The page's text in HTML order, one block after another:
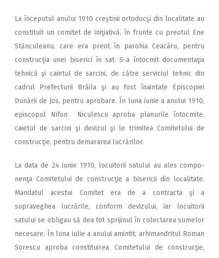
La începutul anului 1910 creştinii ortodocşi din localitate au
constituit un comitet de iniţiativă, în frunte cu preotul Ene
Stănculeanu, care era preot în parohia Ceacâru, pentru
construcţia unei biserici în sat. S-a întocmit documentaţia
tehnică şi caietul de sarcini, de către serviciul tehnic din
cadrul Prefecturii Brăila şi au fost înaintate Episcopiei
Dunării de Jos, pentru aprobare. În luna iunie a anului 1910,
episcopul Nifon Niculescu aproba planurile întocmite,
caietul de sarcini şi devizul şi le trimitea Comitetului de
construcţie, pentru demararea lucrărilor.
La data de 24 iunie 1910, locuitorii satului au ales compo-
nenţa Comitetului de construcţie a bisericii din localitate.
Mandatul acestui Comitet era de a contracta şi a
supraveghea lucrările, conform devizului, iar locuitorii
satului se obligau să dea tot sprijinul în colectarea sumelor
necesare. În luna iulie a anului amintit, arhimandritul Roman
Sorescu aproba constituirea Comitetului de construcţie,